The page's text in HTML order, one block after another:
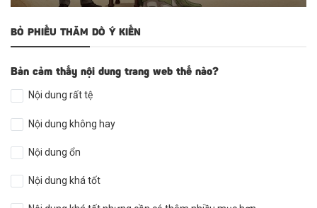
BỎ PHIẾU THĂM DÒ Ý KIẾN
Bản cảm thấy nội dung trang web thế nào?
Nội dung rất tệ
Nội dung không hay
Nội dung ổn
Nội dung khá tốt